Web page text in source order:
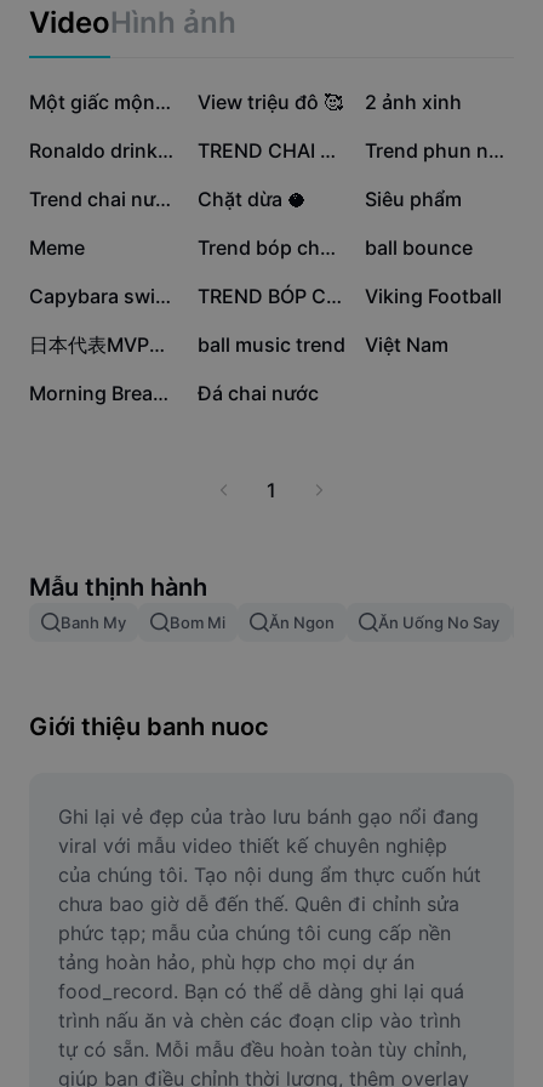
Phụ đề tự động
Gộp hình ảnh
Điều chỉnh kích thước hình ảnh
Công cụ tạo meme
AI Text Remover
AI People Remover
AI Inpainting
Face Cutout
Tiếp thị
Mẫu theo ngành
Mẫu tổng kết
Trung tâm tin cậy
Trung tâm trợ giúp
Về Điều khoản dịch vụ của CapCut
Dreamina Seedance 2.0 Launch
VideoHình ảnh
352,3 N Một giấc mộng xưa 319 N
View triệu đô 🥰 63,7 N
2 ảnh xinh
60,9 N Ronaldo drinking 44,7 N TREND CHAI NƯỚC 34,2 N Trend phun nước
27,8 N Trend chai nước 19 N
Chặt dừa 🥥 17,8 N
Siêu phẩm
13,6 N
Meme 9 N Trend bóp chai nước 7,4 N
ball bounce
5,2 N Capybara swimming 2,1 N TREND BÓP CHAI NƯỚC 1,5 N
Viking Football
1,5 N 日本代表MVP発表！テンプレート 1,3 N
ball music trend 852
Việt Nam
4 Morning Breakfast 0
Đá chai nước
1
Mẫu thịnh hành
Banh My Bom Mi Ăn Ngon Ăn Uống No Say
Giới thiệu banh nuoc
Ghi lại vẻ đẹp của trào lưu bánh gạo nổi đang
viral với mẫu video thiết kế chuyên nghiệp
của chúng tôi. Tạo nội dung ẩm thực cuốn hút
chưa bao giờ dễ đến thế. Quên đi chỉnh sửa
phức tạp; mẫu của chúng tôi cung cấp nền
tảng hoàn hảo, phù hợp cho mọi dự án
food_record. Bạn có thể dễ dàng ghi lại quá
trình nấu ăn và chèn các đoạn clip vào trình
tự có sẵn. Mỗi mẫu đều hoàn toàn tùy chỉnh,
giúp bạn điều chỉnh thời lượng, thêm overlay